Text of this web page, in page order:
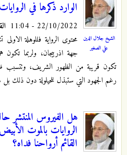
الشيخ جلال الدين
علي الصغير
الوارد ذكرها في
22/10/2022 - 11:04
محتوى الرواية فللوهلة
جهة اذربيجان، ولربما
تكون قريبة من الظهور الشريف، وتتسبب
رغم الجهود التي ستبذل للحيلولة دون ذلك بل
هل الفيروس المنتشر
الروايات بالموت
القائم أرواحنا فداه؟